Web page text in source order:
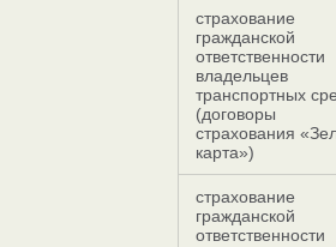
страхование
гражданской
ответственности
владельцев
транспортных
(договоры
страхования
карта»)
страхование
гражданской
ответственности